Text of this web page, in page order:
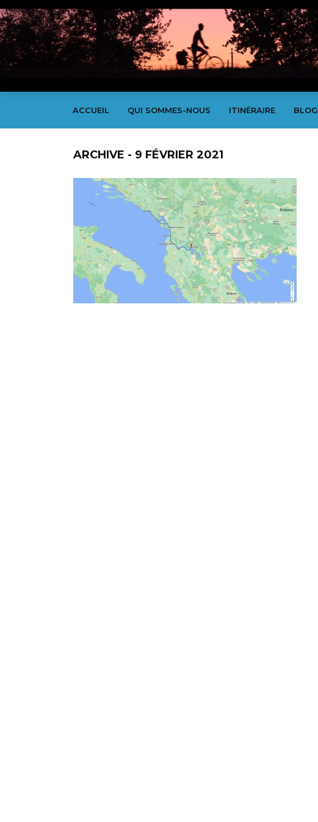
ACCUEIL QUI SOMMES-NOUS ITINÉRAIRE BLOG
ARCHIVE - 9 FÉVRIER 2021